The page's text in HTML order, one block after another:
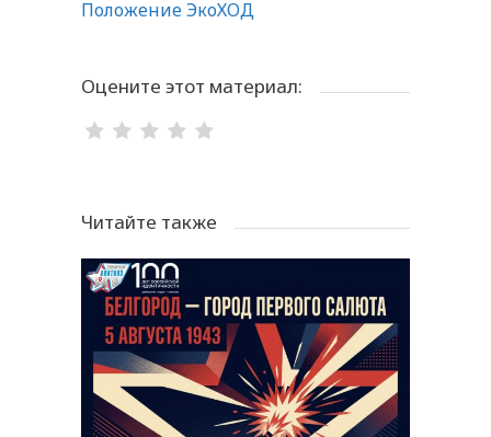
Положение ЭкоХОД
Оцените этот материал:
Читайте также